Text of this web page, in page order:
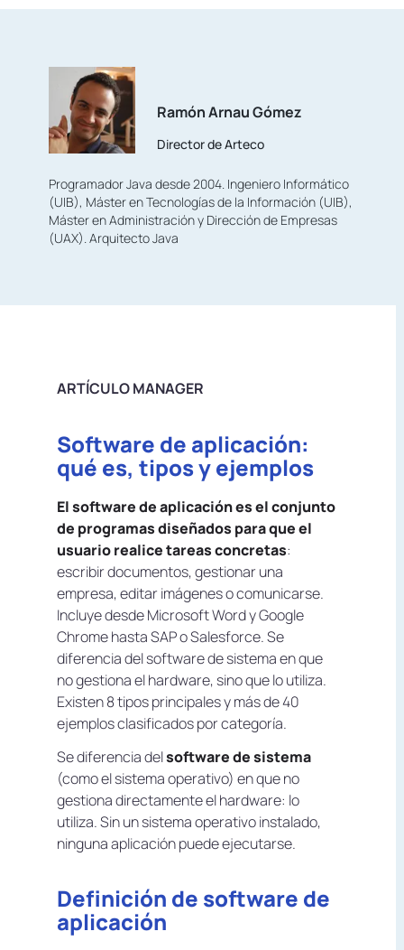
Ramón Arnau Gómez
Director de Arteco
Programador Java desde 2004. Ingeniero Informático
(UIB), Máster en Tecnologías de la Información (UIB),
Máster en Administración y Dirección de Empresas
(UAX). Arquitecto Java
ARTÍCULO MANAGER
Software de aplicación:
qué es, tipos y ejemplos
El software de aplicación es el conjunto
de programas diseñados para que el
usuario realice tareas concretas:
escribir documentos, gestionar una
empresa, editar imágenes o comunicarse.
Incluye desde Microsoft Word y Google
Chrome hasta SAP o Salesforce. Se
diferencia del software de sistema en que
no gestiona el hardware, sino que lo utiliza.
Existen 8 tipos principales y más de 40
ejemplos clasificados por categoría.
Se diferencia delsoftware de sistema
(como el sistema operativo) en que no
gestiona directamente el hardware: lo
utiliza. Sin un sistema operativo instalado,
ninguna aplicación puede ejecutarse.
Definición de software de
aplicación